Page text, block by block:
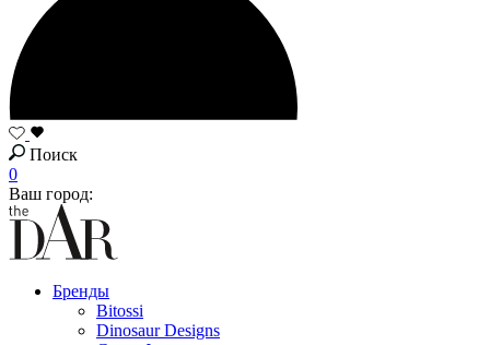
Поиск
0
Ваш город:
Бренды
Bitossi
Dinosaur Designs